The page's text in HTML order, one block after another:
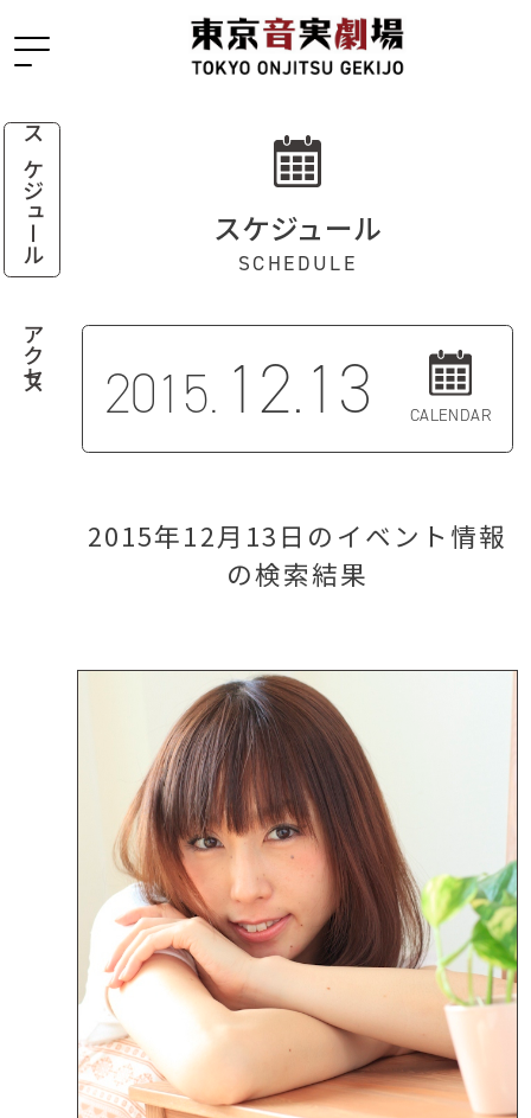
スケジュール
アクセス
スケジュール
SCHEDULE
2015. 12.13 CALENDAR
2015年12月13日のイベント情報
の検索結果